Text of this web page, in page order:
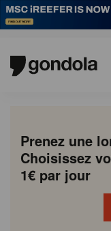
Prenez une
Choisissez
1€ par jour